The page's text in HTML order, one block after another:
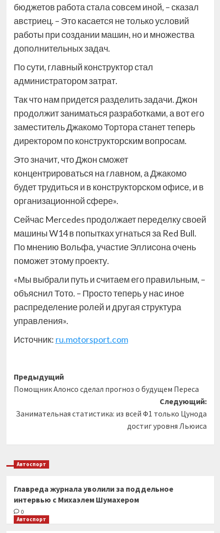
бюджетов работа стала совсем иной, – сказал
австриец. – Это касается не только условий
работы при создании машин, но и множества
дополнительных задач.
По сути, главный конструктор стал
администратором затрат.
Так что нам придется разделить задачи. Джон
продолжит заниматься разработками, а вот его
заместитель Джакомо Тортора станет теперь
директором по конструкторским вопросам.
Это значит, что Джон сможет
концентрироваться на главном, а Джакомо
будет трудиться и в конструкторском офисе, и в
организационной сфере».
Сейчас Mercedes продолжает переделку своей
машины W14 в попытках угнаться за Red Bull.
По мнению Вольфа, участие Эллисона очень
поможет этому проекту.
«Мы выбрали путь и считаем его правильным, –
объяснил Тото. – Просто теперь у нас иное
распределение ролей и другая структура
управления».
Источник: ru.motorsport.com
Навигация
записи
Предыдущий
Помощник Алонсо сделал прогноз о будущем Переса
Следующий:
Занимательная статистика: из всей Ф1 только Цунода
достиг уровня Льюиса
Автоспорт
Главреда журнала уволили за поддельное
интервью с Михаэлем Шумахером
0
Автоспорт